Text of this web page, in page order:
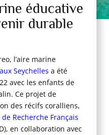
éducative
durable
l’aire marine
Seychelles a été
avec les enfants de
Ce projet de
des récifs coralliens,
Recherche Français
en collaboration avec